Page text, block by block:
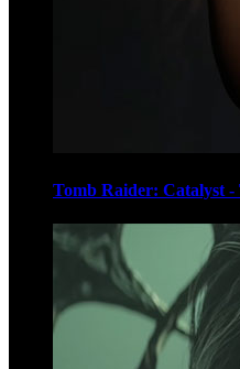
Tomb Raider: Catalyst -